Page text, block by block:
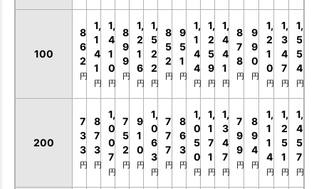
100
8
6
2
円
1,
1
4
1
円
1,
4
1
0
円
8
9
9
円
1,
2
1
6
円
1,
5
2
2
円
8
5
2
円
9
5
1
円
1,
1
4
4
円
1,
2
5
9
円
1,
4
4
1
円
8
7
8
円
9
9
0
円
1,
2
1
0
円
1,
3
4
7
円
1,
5
5
4
円
200
7
3
3
円
8
7
3
円
1,
0
0
7
円
7
5
2
円
9
1
0
円
1,
0
6
3
円
7
7
7
円
8
6
3
円
1,
0
5
0
円
1,
1
7
1
円
1,
3
4
7
円
7
9
9
円
8
9
4
円
1,
1
1
4
円
1,
2
5
1
円
1,
4
5
7
円